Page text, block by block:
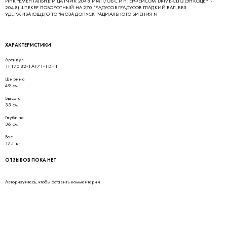
2048) ШТЕКЕР ПОВОРОТНЫЙ НА 270 ГРАДУСОВ ГРАДУСОВ ГЛАДКИЙ ВАЛ, БЕЗ
УДЕРЖИВАЮЩЕГО ТОРМОЗА ДОПУСК РАДИАЛЬНОГО БИЕНИЯ N
ХАРАКТЕРИСТИКИ
Артикул
1FT7082-1AF71-1DH1
Ширина
49 см
Высота
35 см
Глубина
36 см
Вес
17.1 кг
ОТЗЫВОВ ПОКА НЕТ
Авторизуйтесь, чтобы оставить комментарий